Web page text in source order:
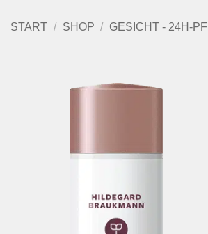
START / SHOP / GESICHT - 24H-